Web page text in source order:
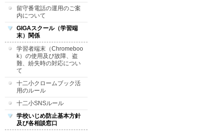
留守番電話の運用のご案
内について
GIGAスクール（学習端
末）関係
学習者端末（Chromeboo
k）の使用及び故障、盗
難、紛失時の対応につい
て
十二小クロームブック活
用のルール
十二小SNSルール
学校いじめ防止基本方針
及び各相談窓口